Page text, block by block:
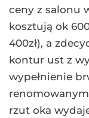
ceny z salonu
kosztują ok
400zł), a
kontur ust z
wypełnienie
rzut oka